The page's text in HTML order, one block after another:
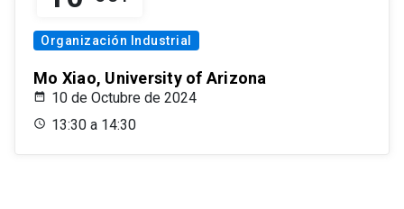
Organización Industrial
Mo Xiao, University of Arizona
10 de Octubre de 2024
13:30 a 14:30